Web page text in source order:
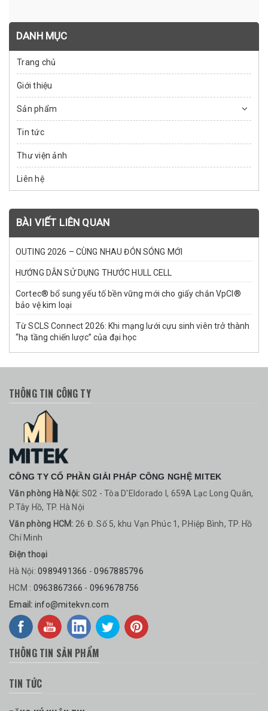
DANH MỤC
Trang chủ
Giới thiệu
Sản phẩm
Tin tức
Thư viện ảnh
Liên hệ
BÀI VIẾT LIÊN QUAN
OUTING 2026 – CÙNG NHAU ĐÓN SÓNG MỚI
HƯỚNG DẪN SỬ DỤNG THƯỚC HULL CELL
Cortec® bổ sung yếu tố bền vững mới cho giấy chắn VpCI®
bảo vệ kim loại
Từ SCLS Connect 2026: Khi mạng lưới cựu sinh viên trở thành
“hạ tầng chiến lược” của đại học
THÔNG TIN CÔNG TY
CÔNG TY CỔ PHẦN GIẢI PHÁP CÔNG NGHỆ MITEK
Văn phòng Hà Nội: S02 - Tòa D'Eldorado I, 659A Lạc Long Quân,
P.Tây Hồ, TP. Hà Nội
Văn phòng HCM: 26 Đ. Số 5, khu Vạn Phúc 1, P.Hiệp Bình, TP. Hồ
Chí Minh
Điện thoại
Hà Nội: 0989491366 -0967885796
HCM : 0963867366 - 0969678756
Email: info@mitekvn.com
THÔNG TIN SẢN PHẨM
TIN TỨC